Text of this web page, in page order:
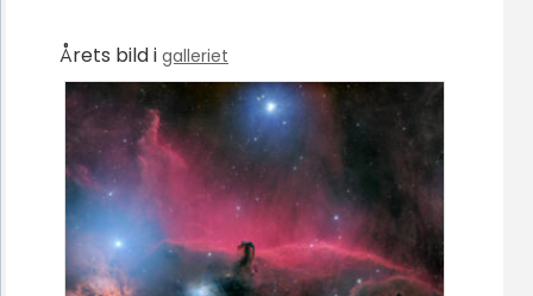
Årets bild i galleriet